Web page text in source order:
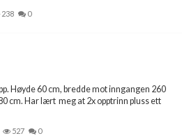
238 0
Høyde 60 cm, bredde mot inngangen 260
cm. Har lært meg at 2x opptrinn pluss ett
527 0